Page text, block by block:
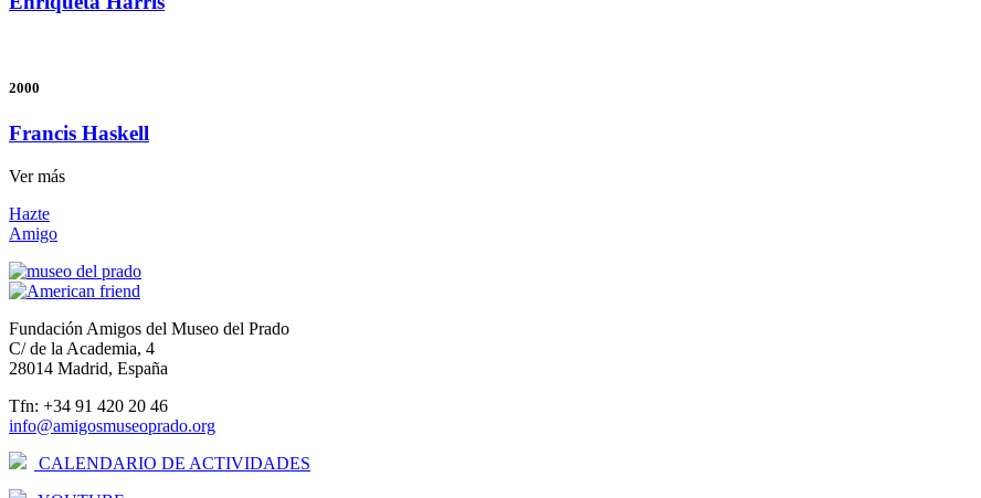
2000
Francis Haskell
Ver más
Hazte
Amigo
Fundación Amigos del Museo del Prado
C/ de la Academia, 4
28014 Madrid, España
Tfn: +34 91 420 20 46
info@amigosmuseoprado.org
CALENDARIO DE ACTIVIDADES